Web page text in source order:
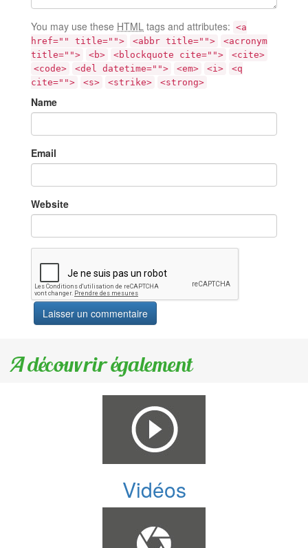
You may use these HTML tags and attributes: <a
href="" title="">
<abbr title="">
<acronym
title="">
<b> <blockquote cite="">
<cite>
<code>
<del datetime=""> <em> <i>
<q
cite="">
<s> <strike> <strong>
Name
Email
Website
A découvrir également
Vidéos